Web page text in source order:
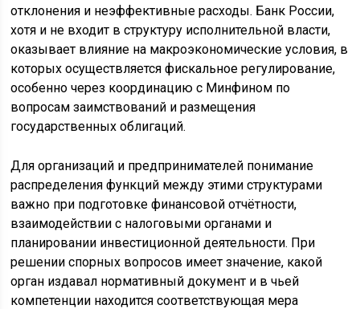
отклонения и неэффективные расходы. Банк России,
хотя и не входит в структуру исполнительной власти,
оказывает влияние на макроэкономические условия, в
которых осуществляется фискальное регулирование,
особенно через координацию с Минфином по
вопросам заимствований и размещения
государственных облигаций.
Для организаций и предпринимателей понимание
распределения функций между этими структурами
важно при подготовке финансовой отчётности,
взаимодействии с налоговыми органами и
планировании инвестиционной деятельности. При
решении спорных вопросов имеет значение, какой
орган издавал нормативный документ и в чьей
компетенции находится соответствующая мера